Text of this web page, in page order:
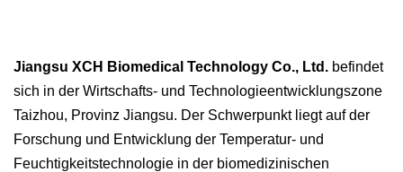
Jiangsu XCH Biomedical Technology Co., Ltd. befindet
sich in der Wirtschafts- und Technologieentwicklungszone
Taizhou, Provinz Jiangsu. Der Schwerpunkt liegt auf der
Forschung und Entwicklung der Temperatur- und
Feuchtigkeitstechnologie in der biomedizinischen